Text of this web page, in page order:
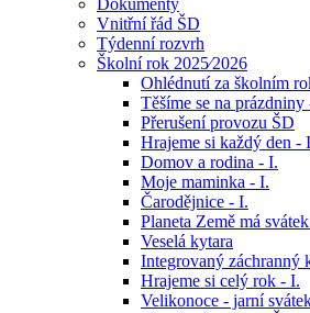
Dokumenty
Vnitřní řád ŠD
Týdenní rozvrh
Školní rok 2025⁄2026
Ohlédnutí za školním
Těšíme se na prázdniny
Přerušení provozu ŠD
Hrajeme si každý den -
Domov a rodina - I.
Moje maminka - I.
Čarodějnice - I.
Planeta Země má
Veselá kytara
Integrovaný záchranný
Hrajeme si celý rok - I.
Velikonoce - jarní